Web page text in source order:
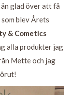
glad över att få
blev Årets
& Cometics
alla produkter jag
Mette och jag